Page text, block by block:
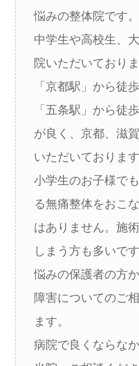
悩みの整体院です。
中学生や高校生、
院いただいておりま
「京都駅」から徒
「五条駅」から徒
が良く、京都、滋
いただいております
小学生のお子様で
る無痛整体をおこ
はありません。施
しまう方も多いで
悩みの保護者の方
障害についてのご
ます。
病院で良くならな